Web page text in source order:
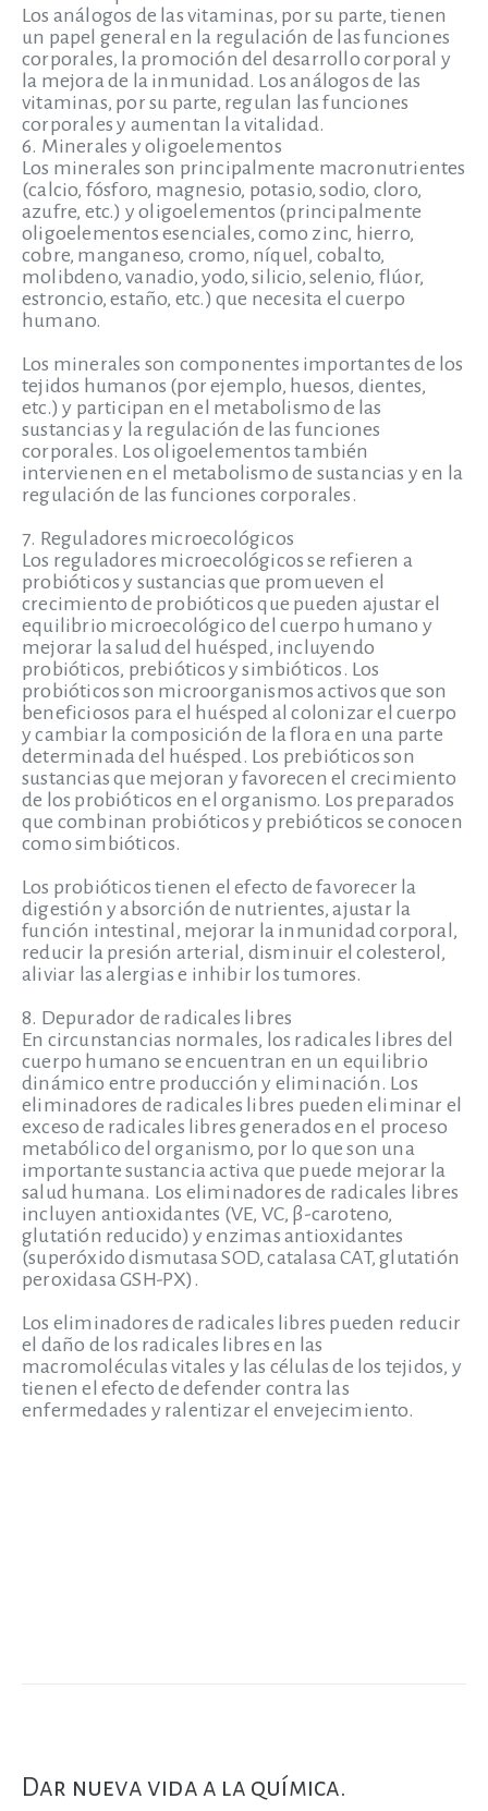
Los análogos de las vitaminas, por su parte, tienen
un papel general en la regulación de las funciones
corporales, la promoción del desarrollo corporal y
la mejora de la inmunidad. Los análogos de las
vitaminas, por su parte, regulan las funciones
corporales y aumentan la vitalidad.
6. Minerales y oligoelementos
Los minerales son principalmente macronutrientes
(calcio, fósforo, magnesio, potasio, sodio, cloro,
azufre, etc.) y oligoelementos (principalmente
oligoelementos esenciales, como zinc, hierro,
cobre, manganeso, cromo, níquel, cobalto,
molibdeno, vanadio, yodo, silicio, selenio, flúor,
estroncio, estaño, etc.) que necesita el cuerpo
humano.
Los minerales son componentes importantes de los
tejidos humanos (por ejemplo, huesos, dientes,
etc.) y participan en el metabolismo de las
sustancias y la regulación de las funciones
corporales. Los oligoelementos también
intervienen en el metabolismo de sustancias y en la
regulación de las funciones corporales.
7. Reguladores microecológicos
Los reguladores microecológicos se refieren a
probióticos y sustancias que promueven el
crecimiento de probióticos que pueden ajustar el
equilibrio microecológico del cuerpo humano y
mejorar la salud del huésped, incluyendo
probióticos, prebióticos y simbióticos. Los
probióticos son microorganismos activos que son
beneficiosos para el huésped al colonizar el cuerpo
y cambiar la composición de la flora en una parte
determinada del huésped. Los prebióticos son
sustancias que mejoran y favorecen el crecimiento
de los probióticos en el organismo. Los preparados
que combinan probióticos y prebióticos se conocen
como simbióticos.
Los probióticos tienen el efecto de favorecer la
digestión y absorción de nutrientes, ajustar la
función intestinal, mejorar la inmunidad corporal,
reducir la presión arterial, disminuir el colesterol,
aliviar las alergias e inhibir los tumores.
8. Depurador de radicales libres
En circunstancias normales, los radicales libres del
cuerpo humano se encuentran en un equilibrio
dinámico entre producción y eliminación. Los
eliminadores de radicales libres pueden eliminar el
exceso de radicales libres generados en el proceso
metabólico del organismo, por lo que son una
importante sustancia activa que puede mejorar la
salud humana. Los eliminadores de radicales libres
incluyen antioxidantes (VE, VC, β-caroteno,
glutatión reducido) y enzimas antioxidantes
(superóxido dismutasa SOD, catalasa CAT, glutatión
peroxidasa GSH-PX).
Los eliminadores de radicales libres pueden reducir
el daño de los radicales libres en las
macromoléculas vitales y las células de los tejidos, y
tienen el efecto de defender contra las
enfermedades y ralentizar el envejecimiento.
Dar nueva vida a la química.